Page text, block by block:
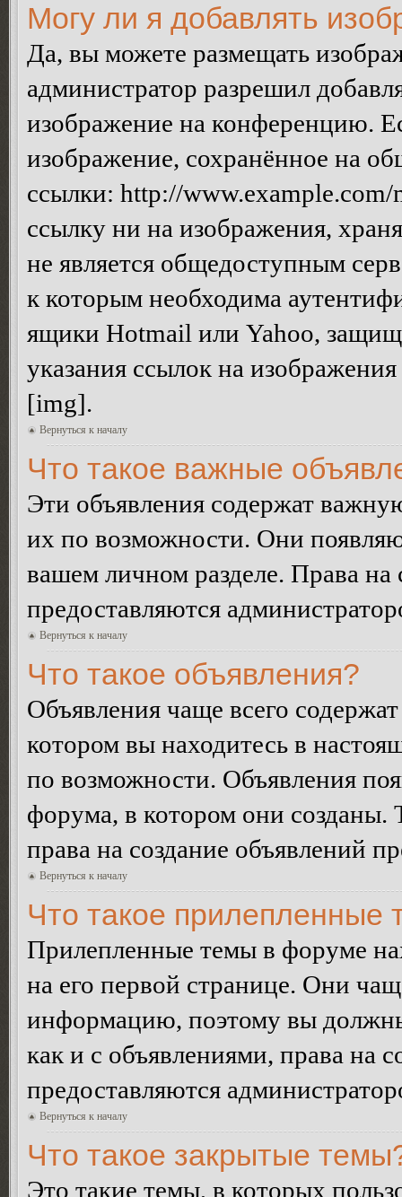
Могу ли я добавлять
Да, вы можете размещать
администратор разрешил
изображение на конференцию.
изображение, сохранённое на
ссылки: http://
ссылку ни на изображения,
не является общедоступным
к которым необходима
ящики Hotmail или Yahoo,
указания ссылок на
[img].
Вернуться к началу
Что такое важные
Эти объявления содержат
их по возможности. Они
вашем личном разделе. Права
предоставляются
Вернуться к началу
Что такое объявления?
Объявления чаще всего
котором вы находитесь в
по возможности. Объявления
форума, в котором они
права на создание объявлений
Вернуться к началу
Что такое прилепленные
Прилепленные темы в форуме
на его первой странице. Они
информацию, поэтому вы
как и с объявлениями, права на
предоставляются
Вернуться к началу
Что такое закрытые
Это такие темы, в которых